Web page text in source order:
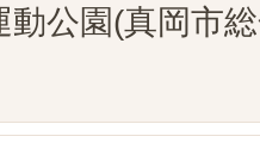
公園(真岡市